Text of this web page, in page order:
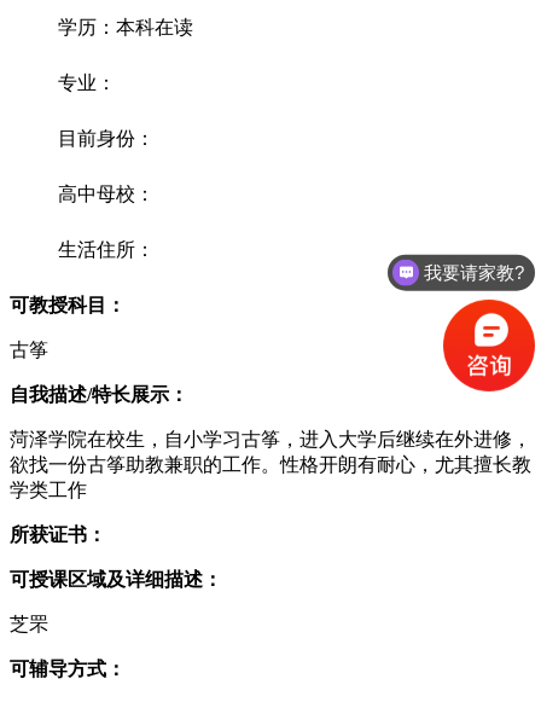
学历：本科在读
专业：
目前身份：
高中母校：
生活住所：
可教授科目：
古筝
自我描述/特长展示：
菏泽学院在校生，自小学习古筝，进入大学后继续在外进修，
欲找一份古筝助教兼职的工作。性格开朗有耐心，尤其擅长教
学类工作
所获证书：
可授课区域及详细描述：
芝罘
可辅导方式：
我要请家教?